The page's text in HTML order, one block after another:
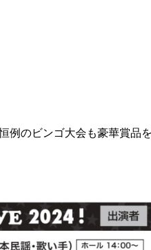
例のビンゴ大会も豪華賞品